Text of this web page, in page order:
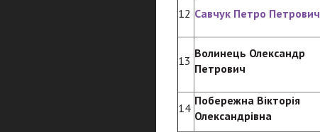
12 Савчук Петро Петрович
13
Волинець Олександр
Петрович
14
Побережна Вікторія
Олександрівна